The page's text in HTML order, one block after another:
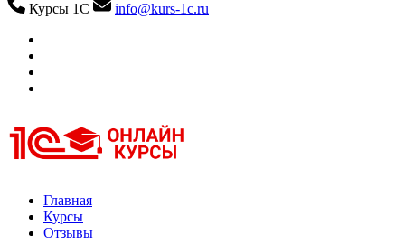
Курсы 1С
info@kurs-1c.ru
Курсы 1С
Курсы 1С официальная сертификация
Главная
Курсы
Отзывы